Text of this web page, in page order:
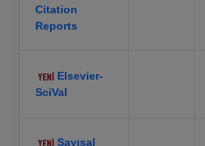
Citation
Reports
Elsevier-
SciVal
Sayısal